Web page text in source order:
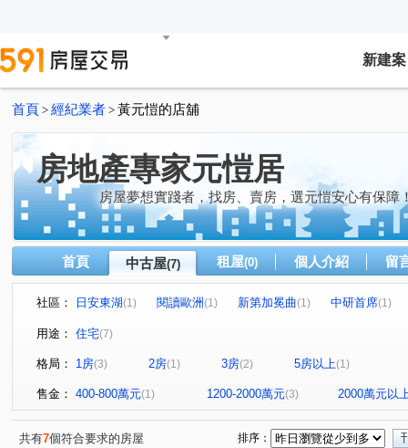
新建案
首頁 > 經紀業者 > 黃元愷的店舖
房地產專家元愷居
房屋夢想實踐者，找房、賣房，選元愷安心有保障
首頁 中古屋(7) 租屋(0) 個人介紹 留
社區： 日安東湖(1) 閱讀歐洲(1) 新第加冕曲(1) 中研首席(1)
康樂街
用途： 住宅(7)
格局： 1房(3) 2房(1) 3房(2) 5房以上(1)
售金： 400-800萬元(1) 1200-2000萬元(3) 2000萬元以
共有7個符合要求的房屋 排序：